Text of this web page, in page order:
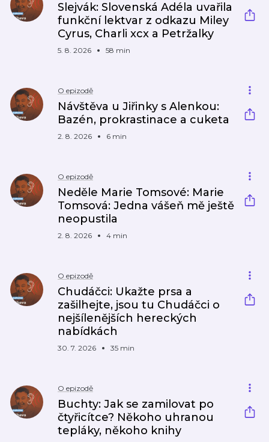
Slejvák: Slovenská Adéla uvařila
funkční lektvar z odkazu Miley
Cyrus, Charli xcx a Petržalky
5. 8. 2026 58 min
O epizodě
Návštěva u Jiřinky s Alenkou:
Bazén, prokrastinace a cuketa
2. 8. 2026 6 min
O epizodě
Neděle Marie Tomsové: Marie
Tomsová: Jedna vášeň mě ještě
neopustila
2. 8. 2026 4 min
O epizodě
Chudáčci: Ukažte prsa a
zašilhejte, jsou tu Chudáčci o
nejšílenějších hereckých
nabídkách
30. 7. 2026 35 min
O epizodě
Buchty: Jak se zamilovat po
čtyřicítce? Někoho uhranou
tepláky, někoho knihy